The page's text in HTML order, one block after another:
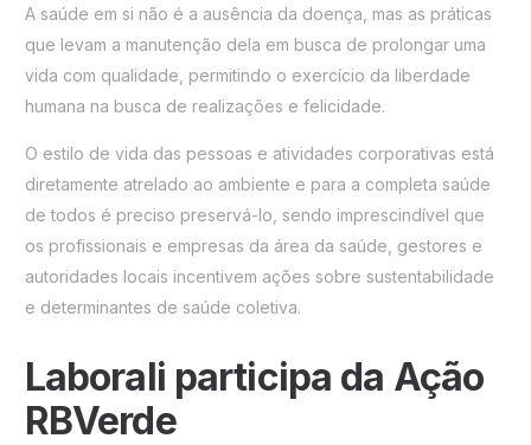
A saúde em si não é a ausência da doença, mas as práticas
que levam a manutenção dela em busca de prolongar uma
vida com qualidade, permitindo o exercício da liberdade
humana na busca de realizações e felicidade.
O estilo de vida das pessoas e atividades corporativas está
diretamente atrelado ao ambiente e para a completa saúde
de todos é preciso preservá-lo, sendo imprescindível que
os profissionais e empresas da área da saúde, gestores e
autoridades locais incentivem ações sobre sustentabilidade
e determinantes de saúde coletiva.
Laborali participa da Ação
RBVerde